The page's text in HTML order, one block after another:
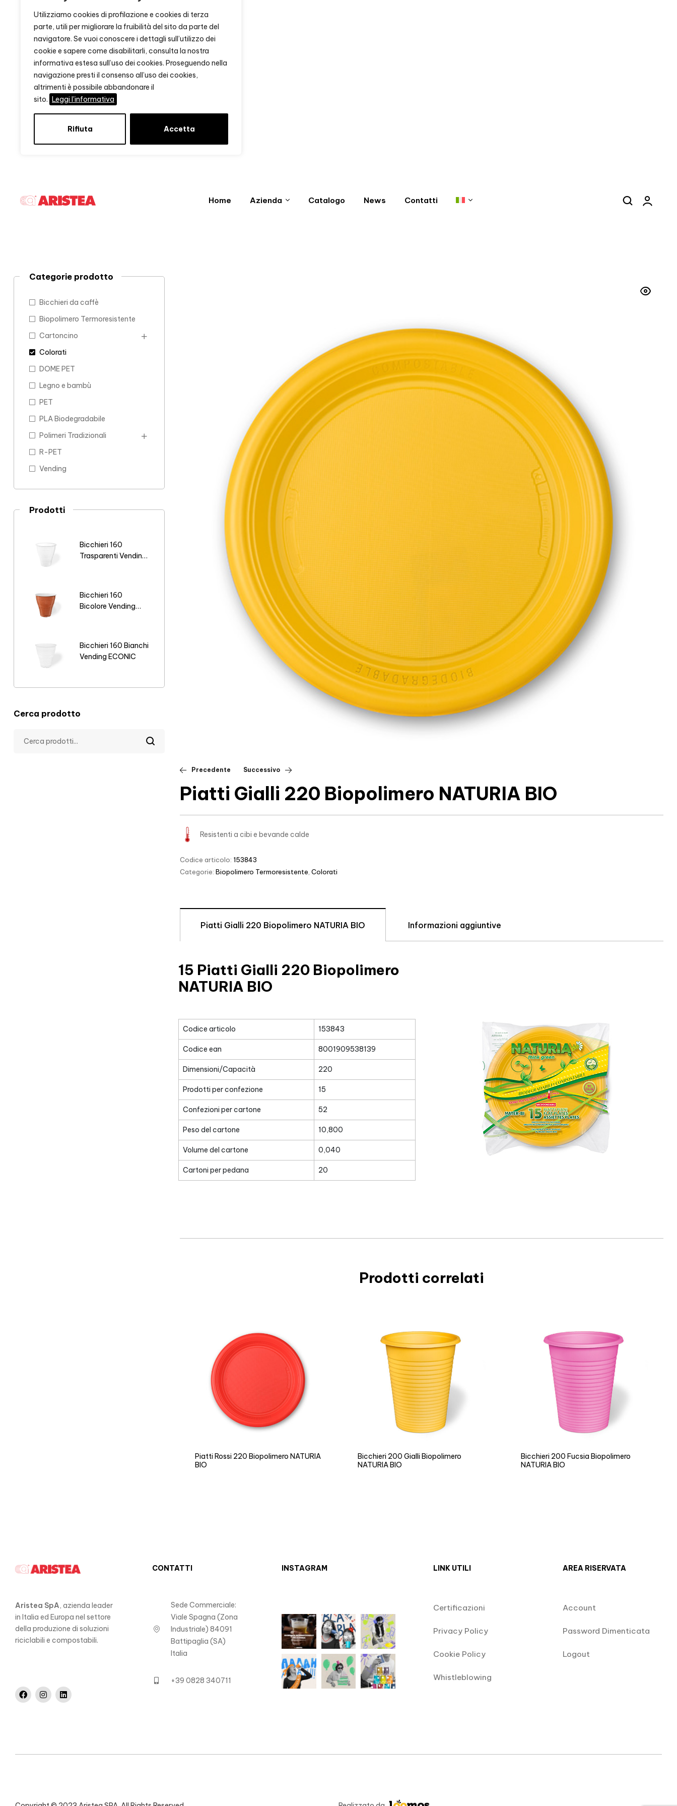
Utilizziamo cookies di profilazione e cookies di terza
parte, utili per migliorare la fruibilità del sito da parte del
navigatore. Se vuoi conoscere i dettagli sull’utilizzo dei
cookie e sapere come disabilitarli, consulta la nostra
informativa estesa sull’uso dei cookies. Proseguendo nella
navigazione presti il consenso all’uso dei cookies,
altrimenti è possibile abbandonare il
sito. Leggi l'informativa
Rifiuta Accetta
Home Azienda Catalogo News Contatti
Precedente Successivo
Piatti Gialli 220 Biopolimero NATURIA BIO
Resistenti a cibi e bevande calde
Codice articolo: 153843
Categorie: Biopolimero Termoresistente Colorati
Piatti Gialli 220 Biopolimero NATURIA BIO Informazioni aggiuntive
15 Piatti Gialli 220 Biopolimero
NATURIA BIO
Codice articolo 153843
Codice ean 8001909538139
Dimensioni/Capacità 220
Prodotti per confezione 15
Confezioni per cartone 52
Peso del cartone 10,800
Volume del cartone 0,040
Cartoni per pedana 20
Prodotti correlati
Piatti Rossi 220 Biopolimero NATURIA
BIO
Bicchieri 200 Gialli Biopolimero
NATURIA BIO
Bicchieri 200 Fucsia Biopolimero
NATURIA BIO
Categorie prodotto
Bicchieri da caffè
Biopolimero Termoresistente
Cartoncino
Colorati
DOME PET
Legno e bambù
PET
PLA Biodegradabile
Polimeri Tradizionali
R-PET
Vending
Prodotti
Bicchieri 160
Trasparenti Vending
Bicchieri 160
Bicolore Vending
Bicchieri 160 Bianchi
Vending ECONIC
Cerca prodotto
Aristea SpA, azienda leader
in Italia ed Europa nel settore
della produzione di soluzioni
riciclabili e compostabili.
CONTATTI
Sede Commerciale:
Viale Spagna (Zona
Industriale) 84091
Battipaglia (SA)
Italia
+39 0828 340711
INSTAGRAM LINK UTILI
Certificazioni
Privacy Policy
Cookie Policy
Whistleblowing
AREA RISERVATA
Account
Password Dimenticata
Logout